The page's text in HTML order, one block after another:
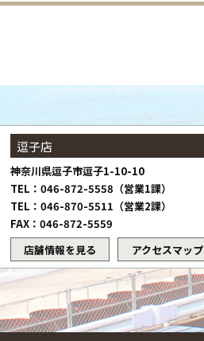
逗子店
神奈川県逗子市逗子1-10-10
TEL：046-872-5558（営業1課）
TEL：046-870-5511（営業2課）
FAX：046-872-5559
店舗情報を見る
アクセスマップ